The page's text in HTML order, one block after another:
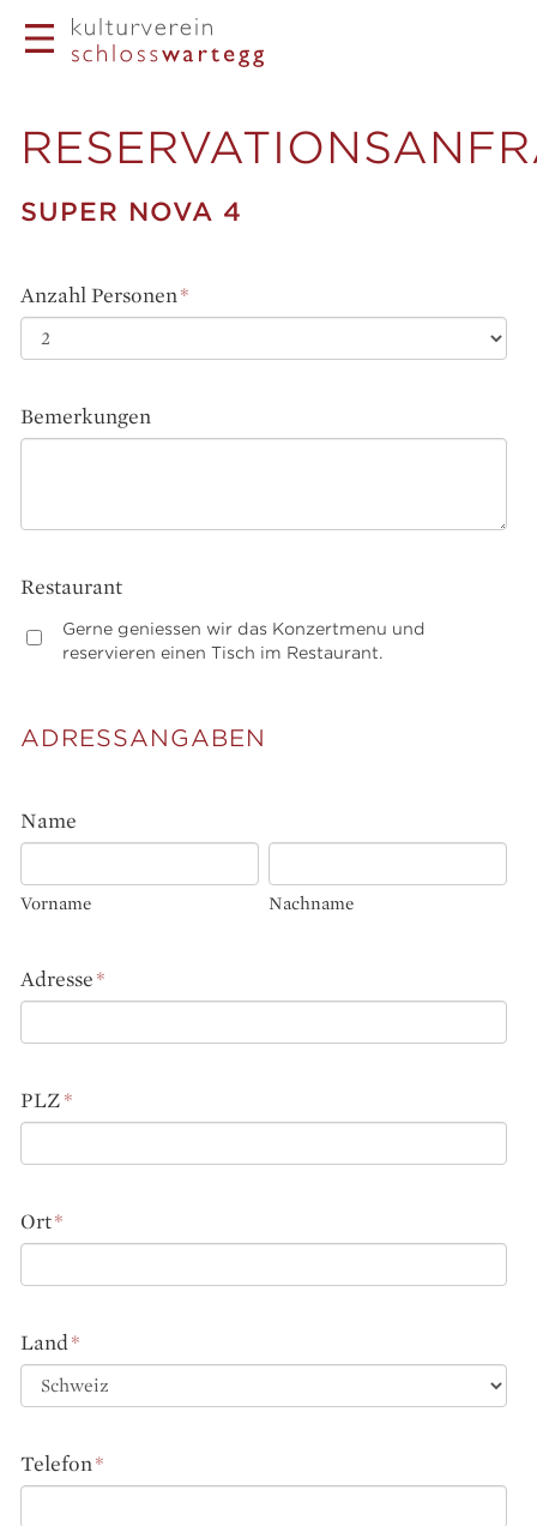
SUPER NOVA 4
Anzahl Personen*
Bemerkungen
Restaurant
Gerne geniessen wir das Konzertmenu und
reservieren einen Tisch im Restaurant.
ADRESSANGABEN
Name
Vorname Nachname
Adresse *
PLZ *
Ort*
Land*
Telefon*